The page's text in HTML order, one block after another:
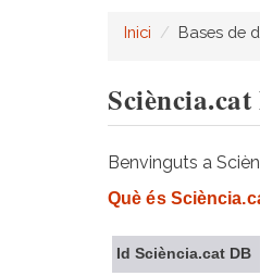
Inici Bases de
Sciència.cat
Benvinguts a
Què és
Id Sciència.cat DB